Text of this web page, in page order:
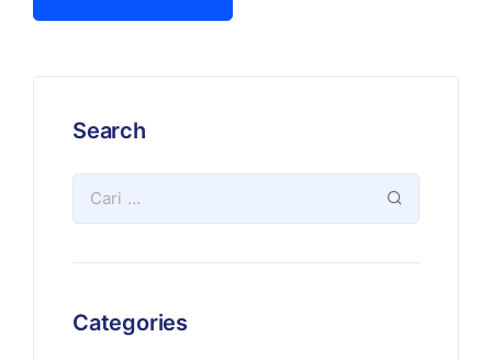
Search
Categories